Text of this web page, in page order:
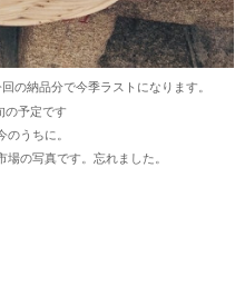
の納品分で今季ラストになります。
の予定です
のうちに。
の写真です。忘れました。